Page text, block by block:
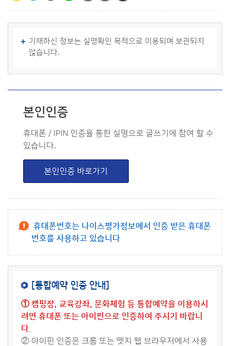
기재하신 정보는 실명확인 목적으로 이용되며 보관되지
않습니다.
본인인증
휴대폰 / IPIN 인증을 통한 실명으로 글쓰기에 참여 할 수
있습니다.
본인인증 바로가기
휴대폰번호는 나이스평가정보에서 인증 받은 휴대폰
번호를 사용하고 있습니다
[통합예약 인증 안내]
① 캠핑장, 교육강좌, 문화체험 등 통합예약을 이용하시
려면 휴대폰 또는 아이핀으로 인증하여 주시기 바랍니
다.
② 아이핀 인증은 크롬 또는 엣지 웹 브라우저에서 사용